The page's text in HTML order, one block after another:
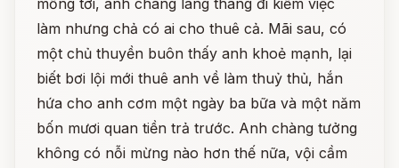
mồng tơi, anh chàng lang thang đi kiếm việc
làm nhưng chả có ai cho thuê cả. Mãi sau, có
một chủ thuyền buôn thấy anh khoẻ mạnh, lại
biết bơi lội mới thuê anh về làm thuỷ thủ, hắn
hứa cho anh cơm một ngày ba bữa và một năm
bốn mươi quan tiền trả trước. Anh chàng tưởng
không có nỗi mừng nào hơn thế nữa, vội cầm